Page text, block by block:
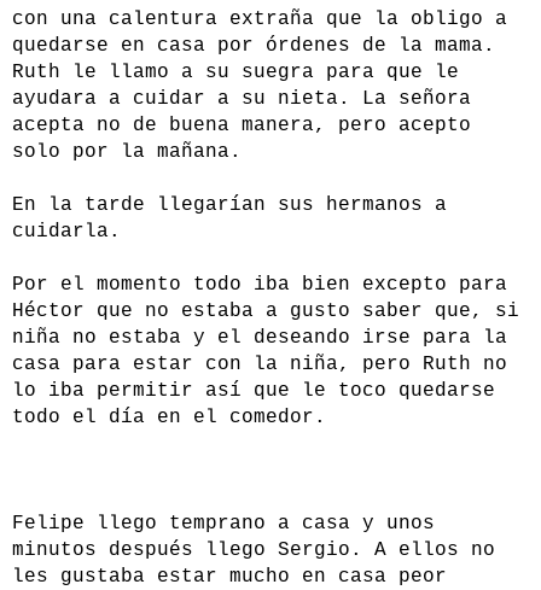
con una calentura extraña que la obligo a
quedarse en casa por órdenes de la mama.
Ruth le llamo a su suegra para que le
ayudara a cuidar a su nieta. La señora
acepta no de buena manera, pero acepto
solo por la mañana.
En la tarde llegarían sus hermanos a
cuidarla.
Por el momento todo iba bien excepto para
Héctor que no estaba a gusto saber que, si
niña no estaba y el deseando irse para la
casa para estar con la niña, pero Ruth no
lo iba permitir así que le toco quedarse
todo el día en el comedor.
Felipe llego temprano a casa y unos
minutos después llego Sergio. A ellos no
les gustaba estar mucho en casa peor